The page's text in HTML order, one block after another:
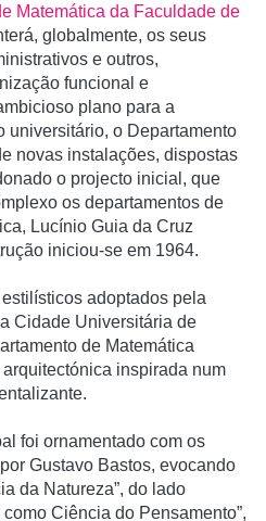
Matemática da Faculdade de
globalmente, os seus
e outros,
funcional e
plano para a
universitário, o Departamento
novas instalações, dispostas
o projecto inicial, que
os departamentos de
Lucínio Guia da Cruz
iniciou-se em 1964.
adoptados pela
Cidade Universitária de
de Matemática
inspirada num
foi ornamentado com os
Gustavo Bastos, evocando
da Natureza”, do lado
Ciência do Pensamento”,